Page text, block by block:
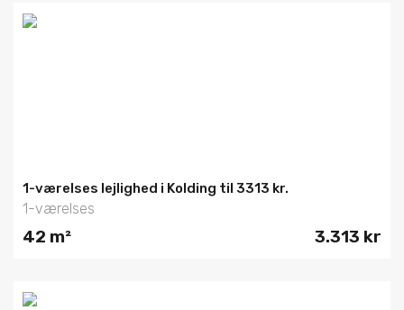
1-værelses lejlighed i Kolding til 3313 kr.
1-værelses
42 m² 3.313 kr